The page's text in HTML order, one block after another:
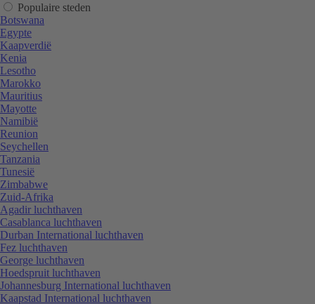
Populaire steden
Botswana
Egypte
Kaapverdië
Kenia
Lesotho
Marokko
Mauritius
Mayotte
Namibië
Reunion
Seychellen
Tanzania
Tunesië
Zimbabwe
Zuid-Afrika
Agadir luchthaven
Casablanca luchthaven
Durban International luchthaven
Fez luchthaven
George luchthaven
Hoedspruit luchthaven
Johannesburg International luchthaven
Kaapstad International luchthaven